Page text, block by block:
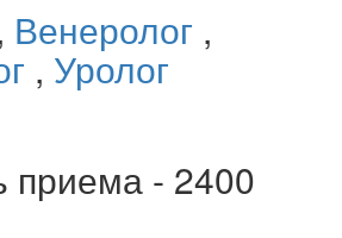
Венеролог ,
, Уролог
приема - 2400